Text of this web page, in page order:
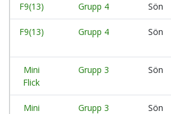
F9(13) Grupp 4 Sön
F9(13) Grupp 4 Sön
Mini
Flick
Grupp 3 Sön
Mini
Grupp 3 Sön